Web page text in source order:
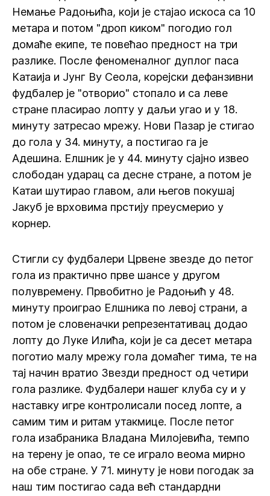
Немање Радоњића, који је стајао искоса са 10
метара и потом "дроп киком" погодио гол
домаће екипе, те повећао предност на три
разлике. После феноменалног дуплог паса
Катаија и Јунг Ву Сеола, корејски дефанзивни
фудбалер је "отворио" стопало и са леве
стране пласирао лопту у даљи угао и у 18.
минуту затресао мрежу. Нови Пазар је стигао
до гола у 34. минуту, а постигао га је
Адешина. Елшник је у 44. минуту сјајно извео
слободан ударац са десне стране, а потом је
Катаи шутирао главом, али његов покушај
Јакуб је врховима прстију преусмерио у
корнер.
Стигли су фудбалери Црвене звезде до петог
гола из практично прве шансе у другом
полувремену. Првобитно је Радоњић у 48.
минуту проиграо Елшника по левој страни, а
потом је словеначки репрезентативац додао
лопту до Луке Илића, који је са десет метара
поготио малу мрежу гола домаћег тима, те на
тај начин вратио Звезди предност од четири
гола разлике. Фудбалери нашег клуба су и у
наставку игре контролисали посед лопте, а
самим тим и ритам утакмице. После петог
гола изабраника Владана Милојевића, темпо
на терену је опао, те се играло веома мирно
на обе стране. У 71. минуту је нови погодак за
наш тим постигао сада већ стандардни